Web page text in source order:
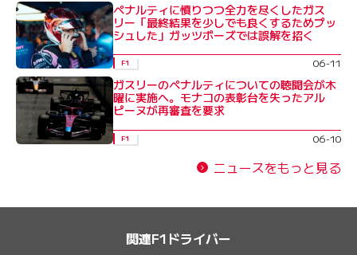
ペナルティに憤りつつ全力を尽くしたガス
リー「最終結果を少しでも良くするためプッ
シュした」ガッツポーズでは誤解を招く
F1 06-11
ガスリーのペナルティについての聴聞会が木
曜に実施へ。モナコの表彰台を失ったアル
ピーヌが再審査を要求
F1 06-10
ニュースをもっと見る
関連F1ドライバー